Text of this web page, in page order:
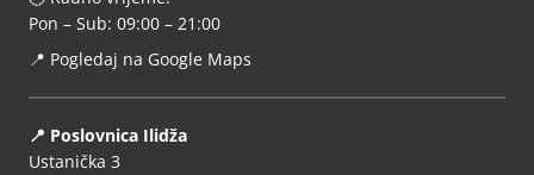
Pon – Sub: 09:00 – 21:00
📍 Pogledaj na Google Maps
📍 Poslovnica Ilidža
Ustanička 3